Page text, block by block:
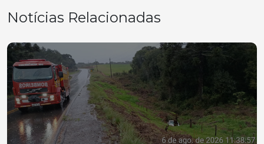
Notícias Relacionadas